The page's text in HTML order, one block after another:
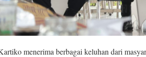
menerima berbagai keluhan dari